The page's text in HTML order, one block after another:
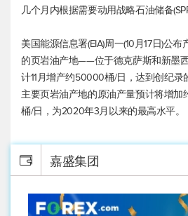
几个月内根据需要动用战略石油储备
美国能源信息署(EIA)周一(10月17日)公
的页岩油产地——位于德克萨斯和新墨
计11月增产约50000桶/日，达到创纪录
主要页岩油产地的原油产量预计将增加
桶/日，为2020年3月以来的最高水平。
嘉盛集团